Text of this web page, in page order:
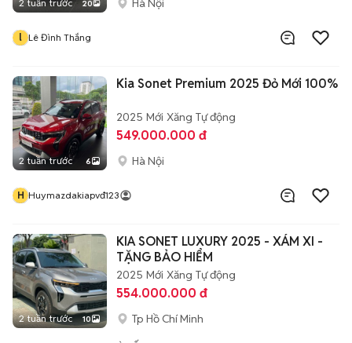
2 tuần trước 20 Hà Nội
l Lê Đình Thắng
2 tuần trước 6
Kia Sonet Premium 2025 Đỏ Mới 100%
2025 Mới Xăng Tự động
549.000.000 đ
Hà Nội
H Huymazdakiapvđ123
2 tuần trước 10
KIA SONET LUXURY 2025 - XÁM XI -
TẶNG BẢO HIỂM
2025 Mới Xăng Tự động
554.000.000 đ
Tp Hồ Chí Minh